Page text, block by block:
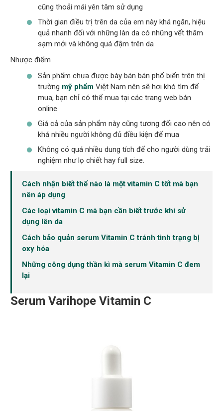
cũng thoải mái yên tâm sử dụng
Thời gian điều trị trên da của em này khá ngăn, hiệu
quả nhanh đối với những làn da có những vết thâm
sạm mới và không quá đậm trên da
Nhược điểm
Sản phẩm chưa được bày bán bán phổ biến trên thị
trường mỹ phẩm Việt Nam nên sẽ hơi khó tìm để
mua, bạn chỉ có thể mua tại các trang web bán
online
Giá cả của sản phẩm này cũng tương đối cao nên có
khá nhiều người không đủ điều kiện để mua
Không có quá nhiều dung tích để cho người dùng trải
nghiệm như lọ chiết hay full size.
Cách nhận biết thế nào là một vitamin C tốt mà bạn
nên áp dụng
Các loại vitamin C mà bạn cần biết trước khi sử
dụng lên da
Cách bảo quản serum Vitamin C tránh tình trạng bị
oxy hóa
Những công dụng thần kì mà serum Vitamin C đem
lại
Serum Varihope Vitamin C